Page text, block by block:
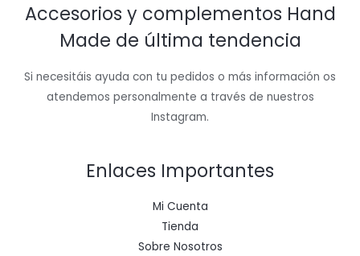
Accesorios y complementos Hand
Made de última tendencia
Si necesitáis ayuda con tu pedidos o más información os
atendemos personalmente a través de nuestros
Instagram.
Enlaces Importantes
Mi Cuenta
Tienda
Sobre Nosotros